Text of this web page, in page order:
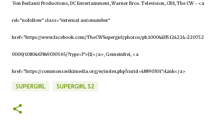
Von Berlanti Productions, DC Entertainment, Warner Bros. Television, CBS, The CW - <a
rel="nofollow" class="external autonumber"
href="https://www.facebook.com/TheCWSupergirl/photos/pb.100044335124224.-220752
0000/1080467849030565/?type=3">[1]</a>, Gemeinfrei, <a
href="https://commons.wikimedia.org/w/index.php?curid=48890301">Link</a>
SUPERGIRL SUPERGIRL S2